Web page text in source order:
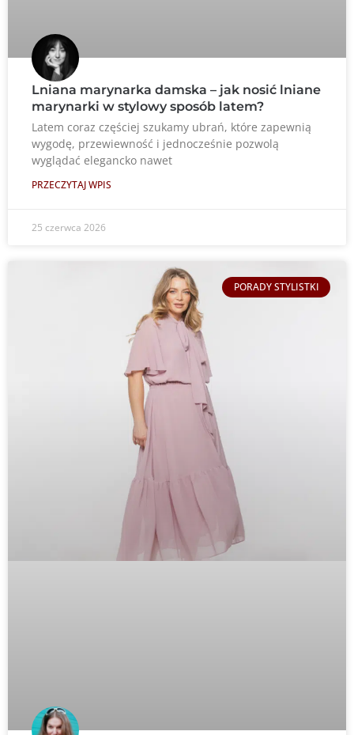
Lniana marynarka damska – jak nosić lniane
marynarki w stylowy sposób latem?
Latem coraz częściej szukamy ubrań, które zapewnią
wygodę, przewiewność i jednocześnie pozwolą
wyglądać elegancko nawet
PRZECZYTAJ WPIS
25 czerwca 2026
PORADY STYLISTKI